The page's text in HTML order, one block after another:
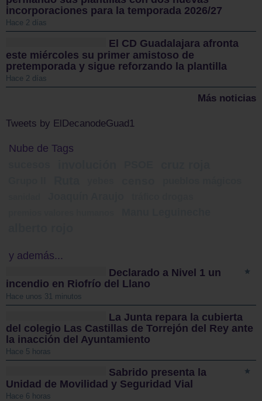
incorporaciones para la temporada 2026/27
Hace 2 días
El CD Guadalajara afronta
este miércoles su primer amistoso de
pretemporada y sigue reforzando la plantilla
Hace 2 días
Más noticias
Tweets by ElDecanodeGuad1
Nube de Tags
y además...
Declarado a Nivel 1 un
incendio en Riofrío del Llano
Hace unos 31 minutos
La Junta repara la cubierta
del colegio Las Castillas de Torrejón del Rey ante
la inacción del Ayuntamiento
Hace 5 horas
Sabrido presenta la
Unidad de Movilidad y Seguridad Vial
Hace 6 horas